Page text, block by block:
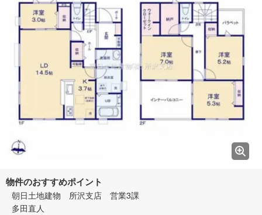
物件のおすすめポイント
朝日土地建物 所沢支店 営業3課
多田直人